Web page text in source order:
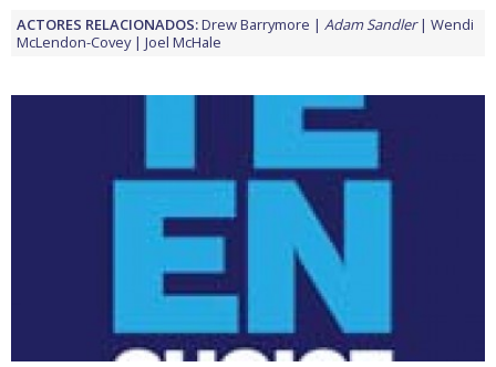
ACTORES RELACIONADOS:Drew Barrymore Adam Sandler
Wendi
McLendon-Covey
Joel McHale